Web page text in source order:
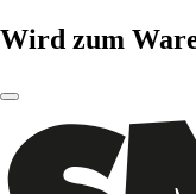
Wird zum